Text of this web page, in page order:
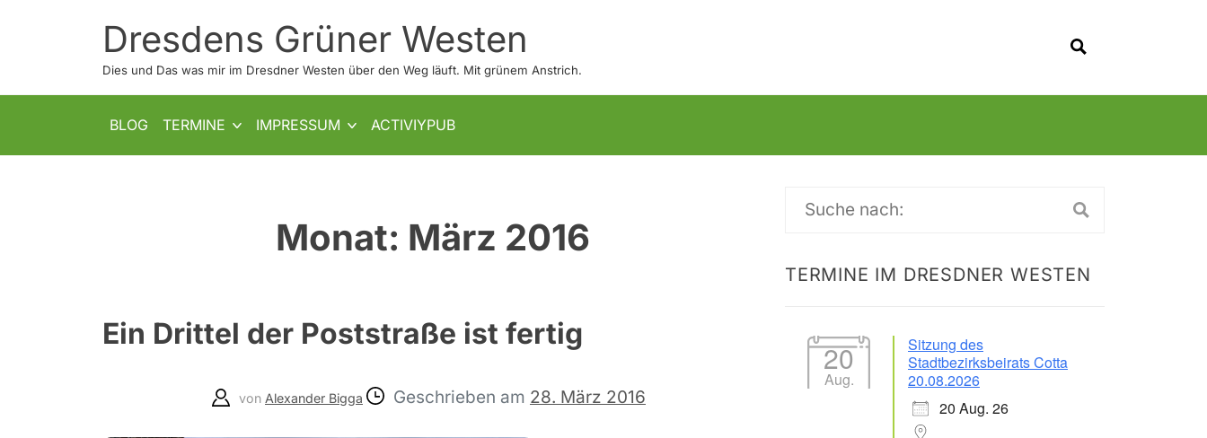
Dresdens Grüner Westen
Dies und Das was mir im Dresdner Westen über den Weg läuft. Mit grünem Anstrich.
SUCHEN
BLOG TERMINE SHOW SUB MENU
IMPRESSUM SHOW SUB MENU
ACTIVIYPUB
Monat: März 2016
Ein Drittel der Poststraße ist fertig
von Alexander Bigga Geschrieben am 28. März 2016
Suche
TERMINE IM DRESDNER WESTEN
20
Aug.
Sitzung des
Stadtbezirksbeirats Cotta
20.08.2026
20 Aug. 26